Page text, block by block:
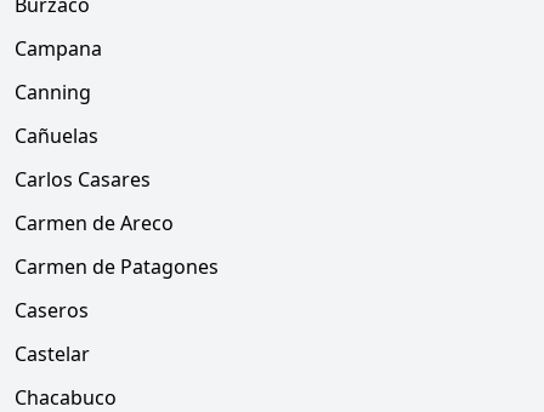
Campana
Canning
Cañuelas
Carlos Casares
Carmen de Areco
Carmen de Patagones
Caseros
Castelar
Chacabuco